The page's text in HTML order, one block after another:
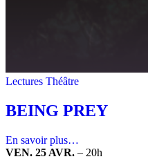
Lectures Théâtre
BEING PREY
En savoir plus…
VEN. 25 AVR. – 20h